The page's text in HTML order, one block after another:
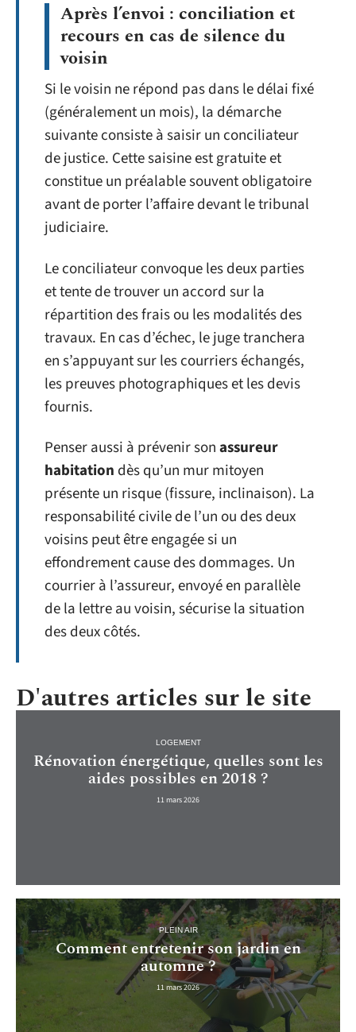
Après l’envoi : conciliation et
recours en cas de silence du
voisin
Si le voisin ne répond pas dans le délai fixé
(généralement un mois), la démarche
suivante consiste à saisir un conciliateur
de justice. Cette saisine est gratuite et
constitue un préalable souvent obligatoire
avant de porter l’affaire devant le tribunal
judiciaire.
Le conciliateur convoque les deux parties
et tente de trouver un accord sur la
répartition des frais ou les modalités des
travaux. En cas d’échec, le juge tranchera
en s’appuyant sur les courriers échangés,
les preuves photographiques et les devis
fournis.
Penser aussi à prévenir sonassureur
habitation dès qu’un mur mitoyen
présente un risque (fissure, inclinaison). La
responsabilité civile de l’un ou des deux
voisins peut être engagée si un
effondrement cause des dommages. Un
courrier à l’assureur, envoyé en parallèle
de la lettre au voisin, sécurise la situation
des deux côtés.
D'autres articles sur le site
LOGEMENT
Rénovation énergétique, quelles sont les
aides possibles en 2018 ?
11 mars 2026
PLEIN AIR
Comment entretenir son jardin en
automne ?
11 mars 2026